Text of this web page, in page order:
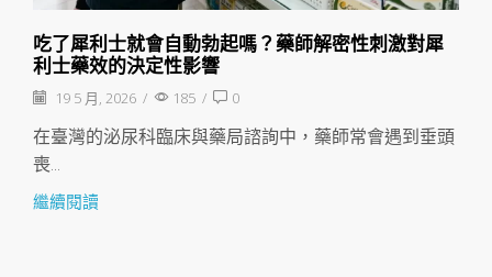
吃了犀利士就會自動勃起嗎？藥師解密性刺激對犀
利士藥效的決定性影響
19 5 月, 2026 / 185 / 0
在臺灣的泌尿科臨床與藥局諮詢中，藥師常會遇到垂頭
喪...
繼續閱讀